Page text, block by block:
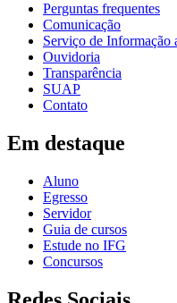
Perguntas frequentes
Comunicação
Serviço de Informação
Ouvidoria
Transparência
SUAP
Contato
Em destaque
Aluno
Egresso
Servidor
Guia de cursos
Estude no IFG
Concursos